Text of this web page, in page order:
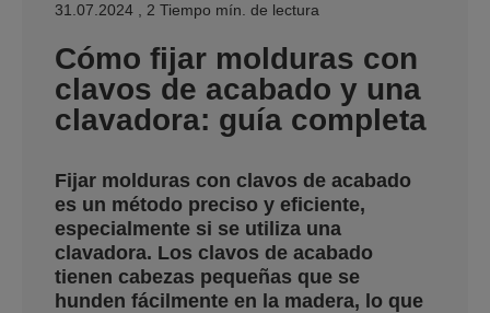
31.07.2024 , 2 Tiempo mín. de lectura
Cómo fijar molduras con
clavos de acabado y una
clavadora: guía completa
Fijar molduras con clavos de acabado
es un método preciso y eficiente,
especialmente si se utiliza una
clavadora. Los clavos de acabado
tienen cabezas pequeñas que se
hunden fácilmente en la madera, lo que